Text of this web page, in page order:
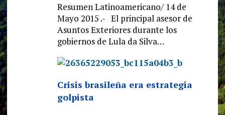
Resumen Latinoamericano/ 14 de
Mayo 2015 .- El principal asesor de
Asuntos Exteriores durante los
gobiernos de Lula da Silva…
Crisis brasileña era estrategia
golpista